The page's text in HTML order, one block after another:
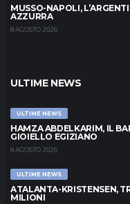
MUSSO-NAPOLI,
AZZURRA
8 AGOSTO 2026
ULTIME NEWS
ULTIME NEWS
HAMZA ABDELKARIM, IL
GIOIELLO EGIZIANO
8 AGOSTO 2026
ULTIME NEWS
ATALANTA-KRISTENSEN,
MILIONI